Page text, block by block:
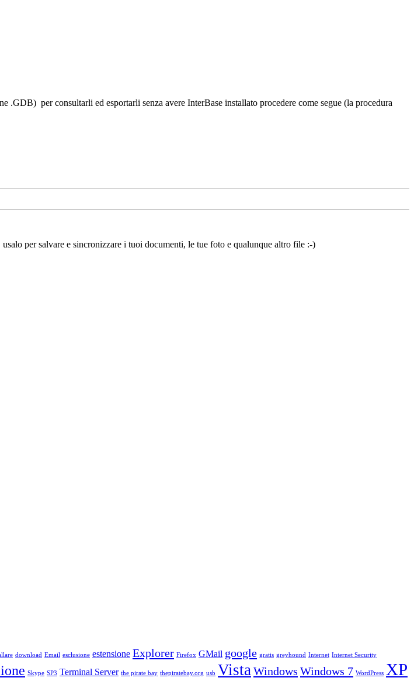
.GDB) per consultarli ed esportarli senza avere InterBase installato procedere come segue (la procedura
per salvare e sincronizzare i tuoi documenti, le tue foto e qualunque altro file :-)
download Email esclusione estensione Explorer Firefox GMail google gratis greyhound Internet Internet Security
Skype SP3 Terminal Server the pirate bay thepiratebay.org usb Vista Windows Windows 7 WordPress XP